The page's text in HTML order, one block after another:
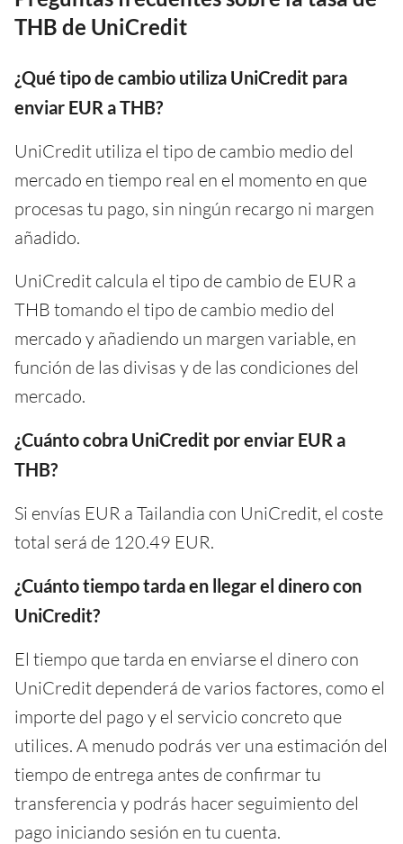
THB de UniCredit
¿Qué tipo de cambio utiliza UniCredit para
enviar EUR a THB?
UniCredit utiliza el tipo de cambio medio del
mercado en tiempo real en el momento en que
procesas tu pago, sin ningún recargo ni margen
añadido.
UniCredit calcula el tipo de cambio de EUR a
THB tomando el tipo de cambio medio del
mercado y añadiendo un margen variable, en
función de las divisas y de las condiciones del
mercado.
¿Cuánto cobra UniCredit por enviar EUR a
THB?
Si envías EUR a Tailandia con UniCredit, el coste
total será de 120.49 EUR.
¿Cuánto tiempo tarda en llegar el dinero con
UniCredit?
El tiempo que tarda en enviarse el dinero con
UniCredit dependerá de varios factores, como el
importe del pago y el servicio concreto que
utilices. A menudo podrás ver una estimación del
tiempo de entrega antes de confirmar tu
transferencia y podrás hacer seguimiento del
pago iniciando sesión en tu cuenta.